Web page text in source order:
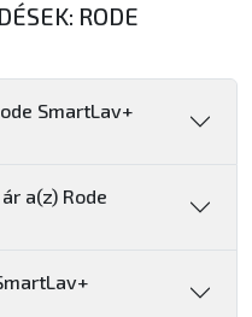
RODE
SmartLav+
a(z) Rode